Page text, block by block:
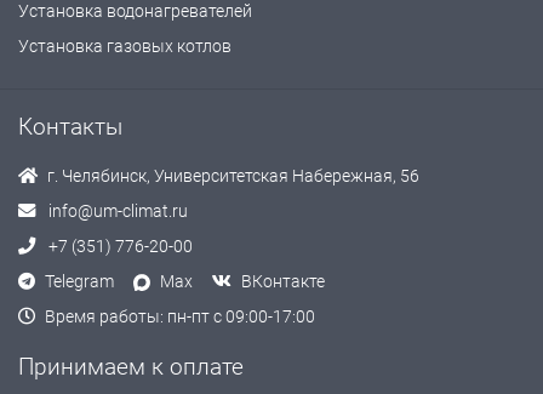
Установка водонагревателей
Установка газовых котлов
Контакты
г. Челябинск, Университетская Набережная, 56
info@um-climat.ru
+7 (351) 776-20-00
Telegram
Max
ВКонтакте
Время работы: пн-пт с 09:00-17:00
Принимаем к оплате